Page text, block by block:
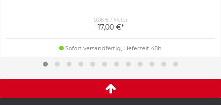
0,08 € / Meter
17,00 €*
Sofort versandfertig, Lieferzeit 48h